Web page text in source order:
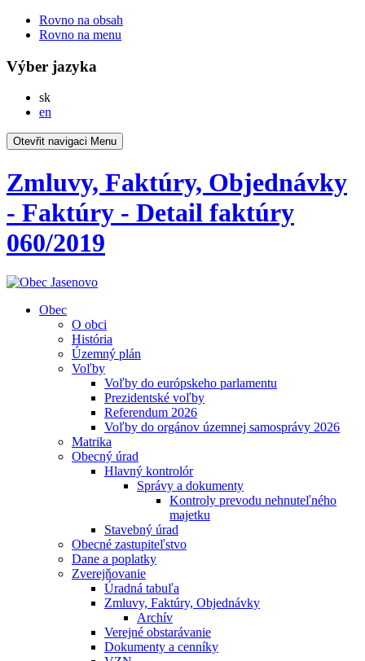
Rovno na obsah
Rovno na menu
Výber jazyka
skSlovensky
en
Otevřit navigaci Menu
Zmluvy, Faktúry, Objednávky
- Faktúry - Detail faktúry
060/2019
Obec
O obci
História
Územný plán
Voľby
Voľby do európskeho parlamentu
Prezidentské voľby
Referendum 2026
Voľby do orgánov územnej samosprávy 2026
Matrika
Obecný úrad
Hlavný kontrolór
Správy a dokumenty
Kontroly prevodu nehnuteľného
majetku
Stavebný úrad
Obecné zastupiteľstvo
Dane a poplatky
Zverejňovanie
Úradná tabuľa
Zmluvy, Faktúry, Objednávky
Archív
Verejné obstarávanie
Dokumenty a cenníky